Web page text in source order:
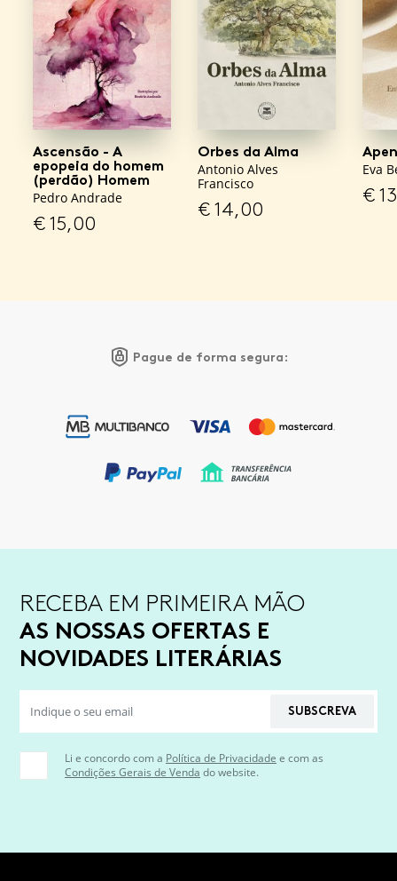
Ascensão - A
epopeia do homem
(perdão) Homem
Pedro Andrade
€15,00
Orbes da Alma
Antonio Alves
Francisco
€14,00
Eva
€
Pague de forma segura:
RECEBA EM PRIMEIRA MÃO
AS NOSSAS OFERTAS E
NOVIDADES LITERÁRIAS
SUBSCREVA
Li e concordo com a Política de Privacidade e com as
Condições Gerais de Venda do website.